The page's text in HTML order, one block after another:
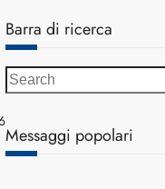
Barra di ricerca
S
e
a
r
c
Messaggi popolari